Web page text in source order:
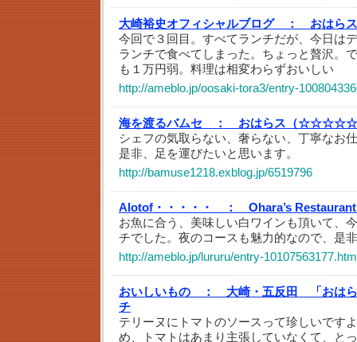
大崎裕史オフィシャルブログ ：
おはら
今回で３回目。すべてランチだが、今日は
ランチで食べてしまった。ちょっと贅沢。
も１万円弱。料理は相変わらずおいしい
http://ameblo.jp/oosaki-tora3/entry-
海を渡るバムセ ：
おはらス（
シェフの気取らない、奢らない、丁寧なお
是非、足を運びたいと思います。
http://bamuse1218.exblog.jp/6519796
Alotof・・・・・ ：
Ohara’s
お魚に合う、美味しい白ワインも頂いて、
チでした。夜のコースも魅力的なので、是
http://ameblo.jp/lururu/entry-
おいしいもの ：
大崎・五反田 「おは
チ
テリーヌにトマトのソースって珍しいです
め、トマトはあまり主張していなくて、と